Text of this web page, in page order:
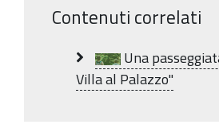
Contenuti correlati
Una
Villa al Palazzo"